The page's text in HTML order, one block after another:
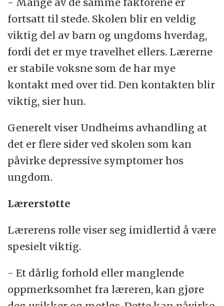
fortsatt til stede. Skolen blir en veldig
viktig del av barn og ungdoms hverdag,
fordi det er mye travelhet ellers. Lærerne
er stabile voksne som de har mye
kontakt med over tid. Den kontakten blir
viktig, sier hun.
Generelt viser Undheims avhandling at
det er flere sider ved skolen som kan
påvirke depressive symptomer hos
ungdom.
Lærerstøtte
Lærerens rolle viser seg imidlertid å være
spesielt viktig.
- Et dårlig forhold eller manglende
oppmerksomhet fra læreren, kan gjøre